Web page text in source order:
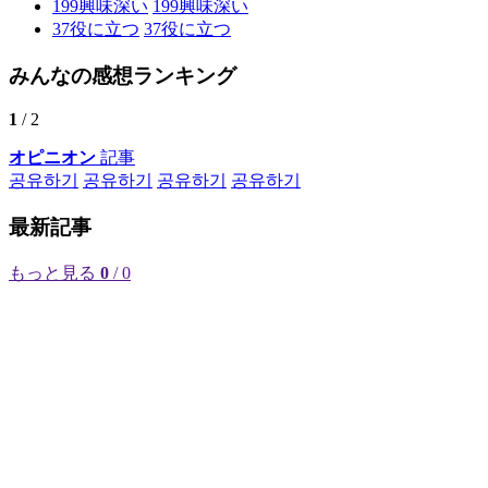
199興味深い 199興味深い
37役に立つ 37役に立つ
みんなの感想ランキング
1 / 2
オピニオン 記事
공유하기
공유하기 공유하기 공유하기
最新記事
もっと見る 0 / 0